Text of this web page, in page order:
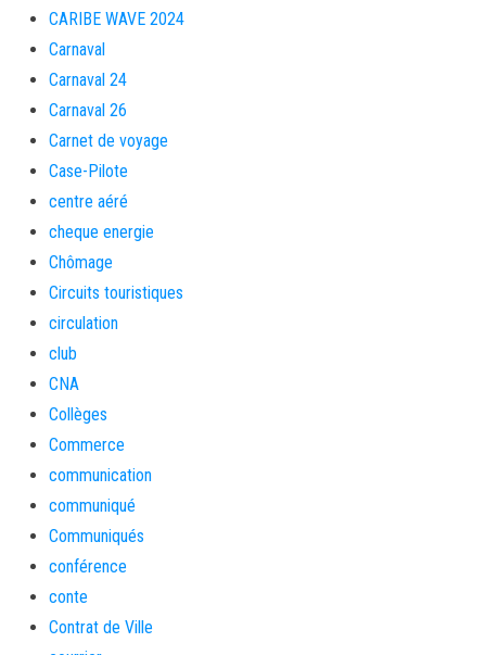
CARIBE WAVE 2024
Carnaval
Carnaval 24
Carnaval 26
Carnet de voyage
Case-Pilote
centre aéré
cheque energie
Chômage
Circuits touristiques
circulation
club
CNA
Collèges
Commerce
communication
communiqué
Communiqués
conférence
conte
Contrat de Ville